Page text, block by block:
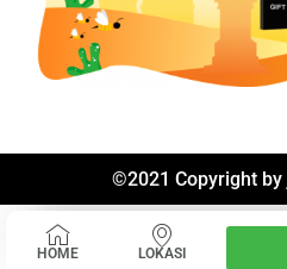
©2021 Copyright by
HOME LOKASI